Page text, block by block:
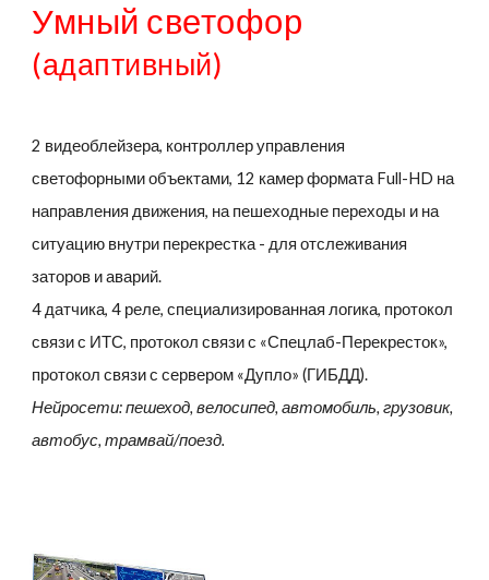
Умный светофор
(адаптивный)
2 видеоблейзера, контроллер управления
светофорными объектами, 12 камер формата Full-HD на
направления движения, на пешеходные переходы и на
ситуацию внутри перекрестка - для отслеживания
заторов и аварий.
4 датчика, 4 реле, специализированная логика, протокол
связи с ИТС, протокол связи с «Спецлаб-Перекресток»,
протокол связи с сервером «Дупло» (ГИБДД).
Нейросети: пешеход, велосипед, автомобиль, грузовик,
автобус, трамвай/поезд.